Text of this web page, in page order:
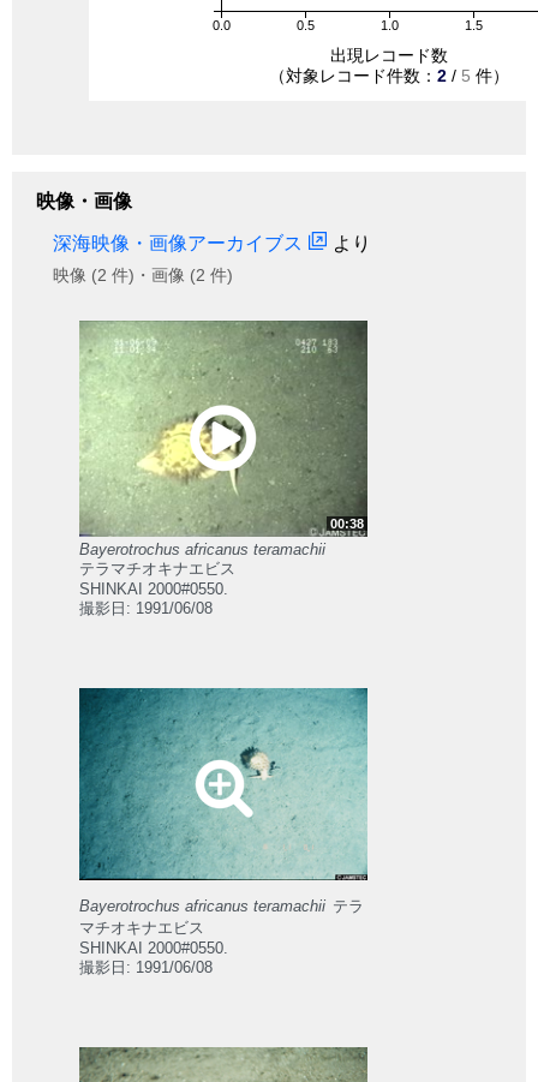
0.0 0.5 1.0 1.5
出現レコード数
（対象レコード件数： 2 / 5 件）
映像・画像
深海映像・画像アーカイブス より
映像 (2 件)・画像 (2 件)
00:38
Bayerotrochus africanus teramachii
テラマチオキナエビス
SHINKAI 2000#0550.
撮影日: 1991/06/08
Bayerotrochus africanus teramachii テラ
マチオキナエビス
SHINKAI 2000#0550.
撮影日: 1991/06/08